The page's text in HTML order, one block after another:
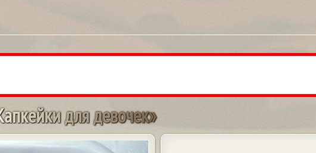
апкейкидлядевочек»